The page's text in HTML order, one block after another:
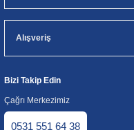
Alışveriş
Bizi Takip Edin
Çağrı Merkezimiz
0531 551 64 38